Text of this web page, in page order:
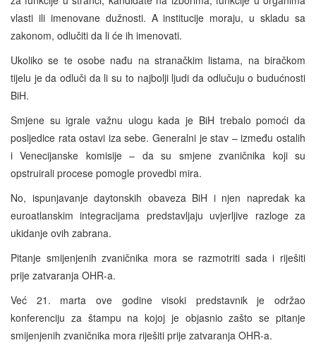
vlasti ili imenovane dužnosti. A institucije moraju, u skladu sa
zakonom, odlučiti da li će ih imenovati.
Ukoliko se te osobe nađu na stranačkim listama, na biračkom
tijelu je da odluči da li su to najbolji ljudi da odlučuju o budućnosti
BiH.
Smjene su igrale važnu ulogu kada je BiH trebalo pomoći da
posljedice rata ostavi iza sebe. Generalni je stav – između ostalih
i Venecijanske komisije – da su smjene zvaničnika koji su
opstruirali procese pomogle provedbi mira.
No, ispunjavanje daytonskih obaveza BiH i njen napredak ka
euroatlanskim integracijama predstavljaju uvjerljive razloge za
ukidanje ovih zabrana.
Pitanje smijenjenih zvaničnika mora se razmotriti sada i riješiti
prije zatvaranja OHR-a.
Već 21. marta ove godine visoki predstavnik je održao
konferenciju za štampu na kojoj je objasnio zašto se pitanje
smijenjenih zvaničnika mora riješiti prije zatvaranja OHR-a.